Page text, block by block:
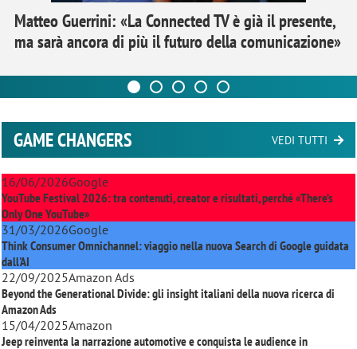
Matteo Guerrini: «La Connected TV è già il presente,
ma sarà ancora di più il futuro della comunicazione»
GAME CHANGERS VEDI TUTTI
16/06/2026Google
YouTube Festival 2026: tra contenuti, creator e risultati, perché «There’s
Only One YouTube»
31/03/2026Google
Think Consumer Omnichannel: viaggio nella nuova Search di Google guidata
dall'AI
22/09/2025Amazon Ads
Beyond the Generational Divide: gli insight italiani della nuova ricerca di
Amazon Ads
15/04/2025Amazon
Jeep reinventa la narrazione automotive e conquista le audience in